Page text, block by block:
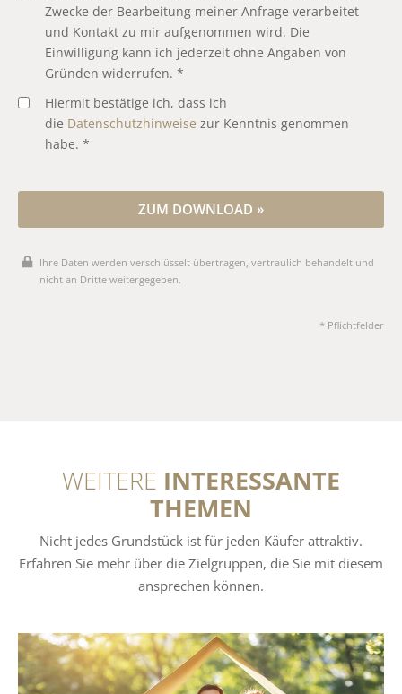
Zwecke der Bearbeitung meiner Anfrage verarbeitet
und Kontakt zu mir aufgenommen wird. Die
Einwilligung kann ich jederzeit ohne Angaben von
Gründen widerrufen. *
Hiermit bestätige ich, dass ich
die Datenschutzhinweise zur Kenntnis genommen
habe. *
ZUM DOWNLOAD »
Ihre Daten werden verschlüsselt übertragen, vertraulich behandelt und
nicht an Dritte weitergegeben.
* Pflichtfelder
WEITERE INTERESSANTE
THEMEN
Nicht jedes Grundstück ist für jeden Käufer attraktiv.
Erfahren Sie mehr über die Zielgruppen, die Sie mit diesem
ansprechen können.